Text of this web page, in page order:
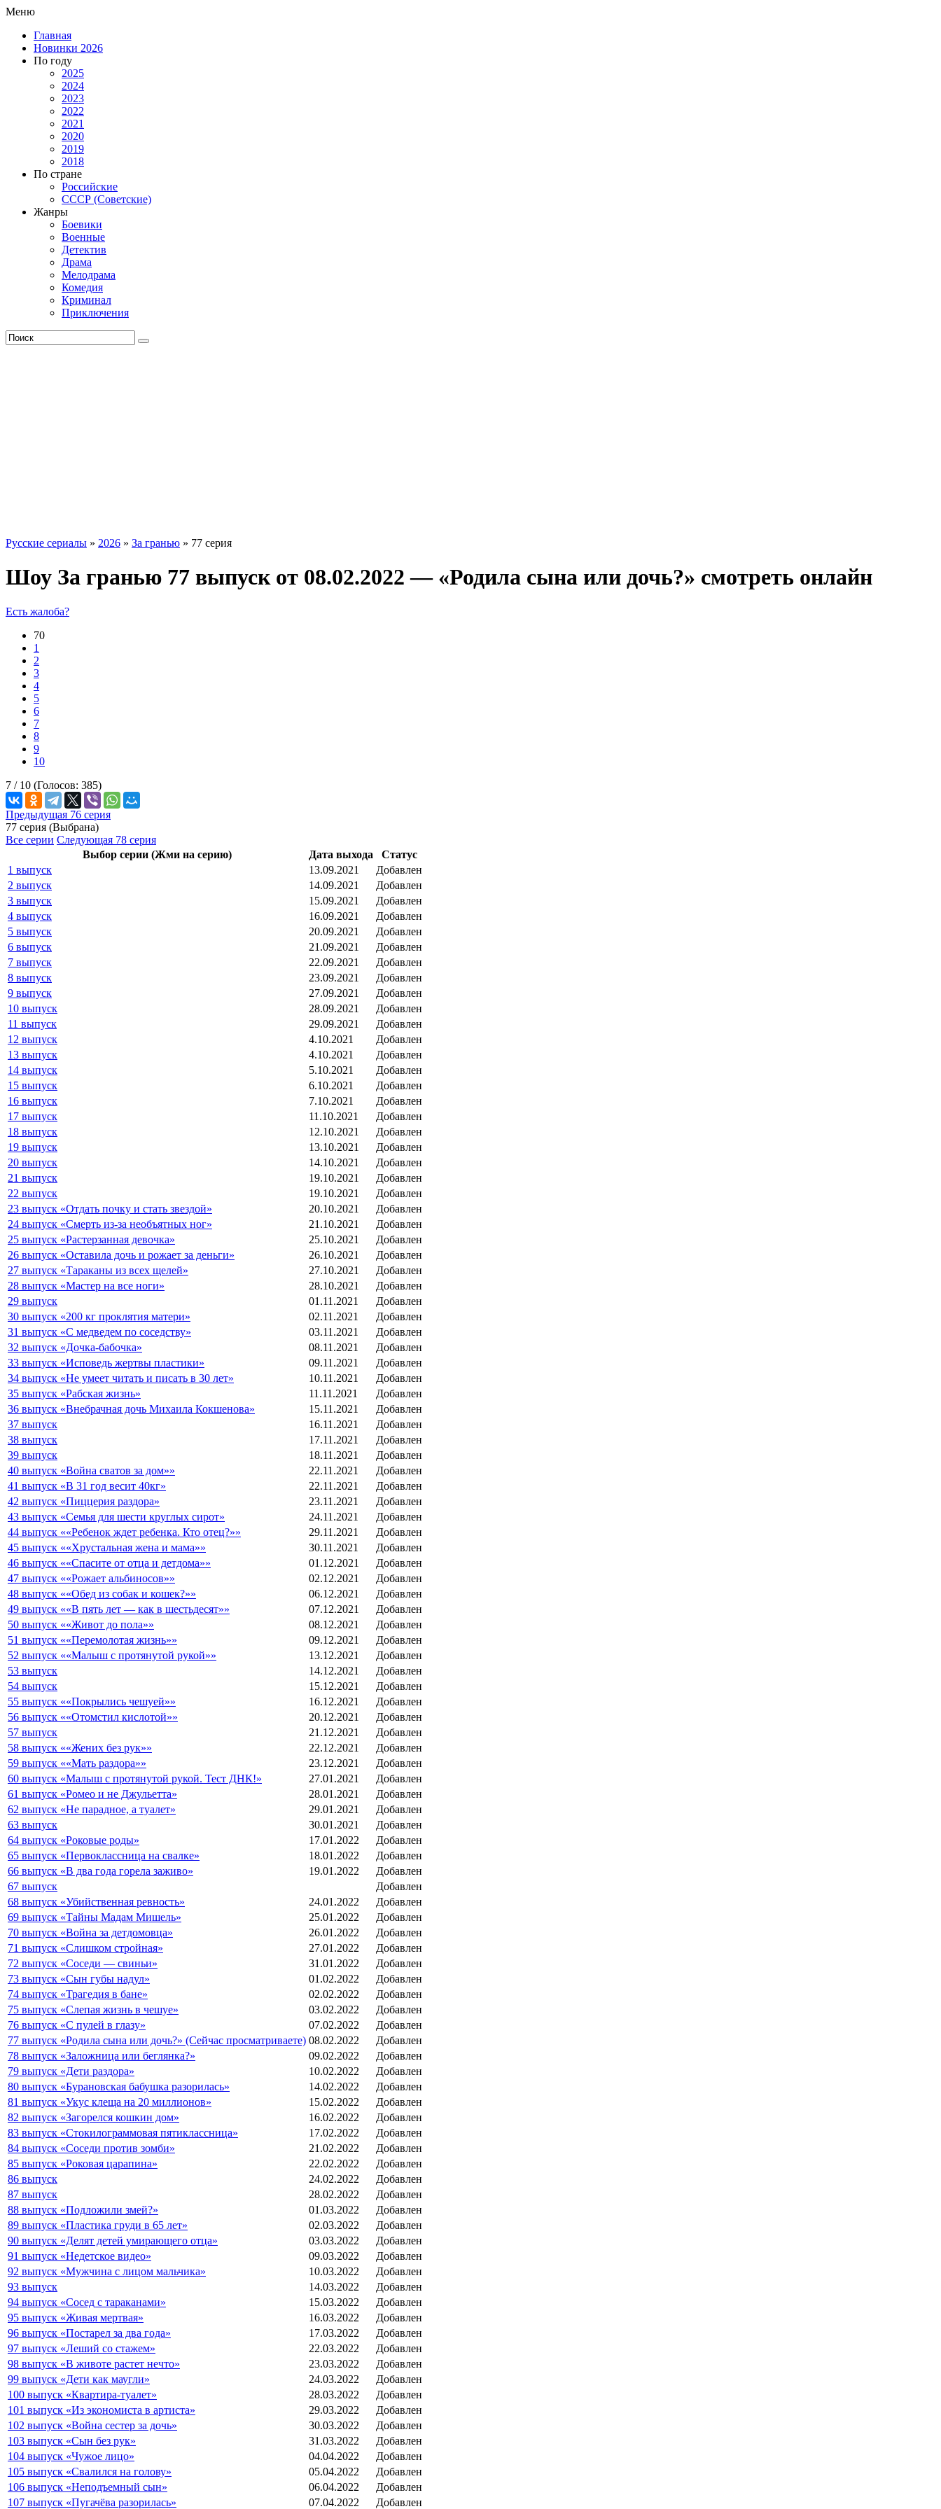
Меню
Главная
Новинки 2026
По году
2025
2024
2023
2022
2021
2020
2019
2018
По стране
Российские
СССР (Советские)
Жанры
Боевики
Военные
Детектив
Драма
Мелодрама
Комедия
Криминал
Приключения
Русские сериалы » 2026 » За гранью » 77 серия
Шоу За гранью 77 выпуск от 08.02.2022 — «Родила сына или дочь?» смотреть онлайн
Есть жалоба?
70
1
2
3
4
5
6
7
8
9
10
7 / 10 (Голосов: 385)
Предыдущая 76 серия
77 серия (Выбрана)
Все серии Следующая 78 серия
Выбор серии (Жми на серию)
Дата выхода
Статус
1 выпуск
13.09.2021
Добавлен
2 выпуск
14.09.2021
Добавлен
3 выпуск
15.09.2021
Добавлен
4 выпуск
16.09.2021
Добавлен
5 выпуск
20.09.2021
Добавлен
6 выпуск
21.09.2021
Добавлен
7 выпуск
22.09.2021
Добавлен
8 выпуск
23.09.2021
Добавлен
9 выпуск
27.09.2021
Добавлен
10 выпуск
28.09.2021
Добавлен
11 выпуск
29.09.2021
Добавлен
12 выпуск
4.10.2021
Добавлен
13 выпуск
4.10.2021
Добавлен
14 выпуск
5.10.2021
Добавлен
15 выпуск
6.10.2021
Добавлен
16 выпуск
7.10.2021
Добавлен
17 выпуск
11.10.2021
Добавлен
18 выпуск
12.10.2021
Добавлен
19 выпуск
13.10.2021
Добавлен
20 выпуск
14.10.2021
Добавлен
21 выпуск
19.10.2021
Добавлен
22 выпуск
19.10.2021
Добавлен
23 выпуск «Отдать почку и стать звездой»
20.10.2021
Добавлен
24 выпуск «Смерть из-за необъятных ног»
21.10.2021
Добавлен
25 выпуск «Растерзанная девочка»
25.10.2021
Добавлен
26 выпуск «Оставила дочь и рожает за деньги»
26.10.2021
Добавлен
27 выпуск «Тараканы из всех щелей»
27.10.2021
Добавлен
28 выпуск «Мастер на все ноги»
28.10.2021
Добавлен
29 выпуск
01.11.2021
Добавлен
30 выпуск «200 кг проклятия матери»
02.11.2021
Добавлен
31 выпуск «С медведем по соседству»
03.11.2021
Добавлен
32 выпуск «Дочка-бабочка»
08.11.2021
Добавлен
33 выпуск «Исповедь жертвы пластики»
09.11.2021
Добавлен
34 выпуск «Не умеет читать и писать в 30 лет»
10.11.2021
Добавлен
35 выпуск «Рабская жизнь»
11.11.2021
Добавлен
36 выпуск «Внебрачная дочь Михаила Кокшенова»
15.11.2021
Добавлен
37 выпуск
16.11.2021
Добавлен
38 выпуск
17.11.2021
Добавлен
39 выпуск
18.11.2021
Добавлен
40 выпуск «Война сватов за дом»»
22.11.2021
Добавлен
41 выпуск «В 31 год весит 40кг»
22.11.2021
Добавлен
42 выпуск «Пиццерия раздора»
23.11.2021
Добавлен
43 выпуск «Семья для шести круглых сирот»
24.11.2021
Добавлен
44 выпуск ««Ребенок ждет ребенка. Кто отец?»»
29.11.2021
Добавлен
45 выпуск ««Хрустальная жена и мама»»
30.11.2021
Добавлен
46 выпуск ««Спасите от отца и детдома»»
01.12.2021
Добавлен
47 выпуск ««Рожает альбиносов»»
02.12.2021
Добавлен
48 выпуск ««Обед из собак и кошек?»»
06.12.2021
Добавлен
49 выпуск ««В пять лет — как в шестьдесят»»
07.12.2021
Добавлен
50 выпуск ««Живот до пола»»
08.12.2021
Добавлен
51 выпуск ««Перемолотая жизнь»»
09.12.2021
Добавлен
52 выпуск ««Малыш с протянутой рукой»»
13.12.2021
Добавлен
53 выпуск
14.12.2021
Добавлен
54 выпуск
15.12.2021
Добавлен
55 выпуск ««Покрылись чешуей»»
16.12.2021
Добавлен
56 выпуск ««Отомстил кислотой»»
20.12.2021
Добавлен
57 выпуск
21.12.2021
Добавлен
58 выпуск ««Жених без рук»»
22.12.2021
Добавлен
59 выпуск ««Мать раздора»»
23.12.2021
Добавлен
60 выпуск «Малыш с протянутой рукой. Тест ДНК!»
27.01.2021
Добавлен
61 выпуск «Ромео и не Джульетта»
28.01.2021
Добавлен
62 выпуск «Не парадное, а туалет»
29.01.2021
Добавлен
63 выпуск
30.01.2021
Добавлен
64 выпуск «Роковые роды»
17.01.2022
Добавлен
65 выпуск «Первоклассница на свалке»
18.01.2022
Добавлен
66 выпуск «В два года горела заживо»
19.01.2022
Добавлен
67 выпуск
Добавлен
68 выпуск «Убийственная ревность»
24.01.2022
Добавлен
69 выпуск «Тайны Мадам Мишель»
25.01.2022
Добавлен
70 выпуск «Война за детдомовца»
26.01.2022
Добавлен
71 выпуск «Слишком стройная»
27.01.2022
Добавлен
72 выпуск «Соседи — свиньи»
31.01.2022
Добавлен
73 выпуск «Сын губы надул»
01.02.2022
Добавлен
74 выпуск «Трагедия в бане»
02.02.2022
Добавлен
75 выпуск «Слепая жизнь в чешуе»
03.02.2022
Добавлен
76 выпуск «С пулей в глазу»
07.02.2022
Добавлен
77 выпуск «Родила сына или дочь?» (Сейчас просматриваете) 08.02.2022
Добавлен
78 выпуск «Заложница или беглянка?»
09.02.2022
Добавлен
79 выпуск «Дети раздора»
10.02.2022
Добавлен
80 выпуск «Бурановская бабушка разорилась»
14.02.2022
Добавлен
81 выпуск «Укус клеща на 20 миллионов»
15.02.2022
Добавлен
82 выпуск «Загорелся кошкин дом»
16.02.2022
Добавлен
83 выпуск «Стокилограммовая пятиклассница»
17.02.2022
Добавлен
84 выпуск «Соседи против зомби»
21.02.2022
Добавлен
85 выпуск «Роковая царапина»
22.02.2022
Добавлен
86 выпуск
24.02.2022
Добавлен
87 выпуск
28.02.2022
Добавлен
88 выпуск «Подложили змей?»
01.03.2022
Добавлен
89 выпуск «Пластика груди в 65 лет»
02.03.2022
Добавлен
90 выпуск «Делят детей умирающего отца»
03.03.2022
Добавлен
91 выпуск «Недетское видео»
09.03.2022
Добавлен
92 выпуск «Мужчина с лицом мальчика»
10.03.2022
Добавлен
93 выпуск
14.03.2022
Добавлен
94 выпуск «Сосед с тараканами»
15.03.2022
Добавлен
95 выпуск «Живая мертвая»
16.03.2022
Добавлен
96 выпуск «Постарел за два года»
17.03.2022
Добавлен
97 выпуск «Леший со стажем»
22.03.2022
Добавлен
98 выпуск «В животе растет нечто»
23.03.2022
Добавлен
99 выпуск «Дети как маугли»
24.03.2022
Добавлен
100 выпуск «Квартира-туалет»
28.03.2022
Добавлен
101 выпуск «Из экономиста в артиста»
29.03.2022
Добавлен
102 выпуск «Война сестер за дочь»
30.03.2022
Добавлен
103 выпуск «Сын без рук»
31.03.2022
Добавлен
104 выпуск «Чужое лицо»
04.04.2022
Добавлен
105 выпуск «Свалился на голову»
05.04.2022
Добавлен
106 выпуск «Неподъемный сын»
06.04.2022
Добавлен
107 выпуск «Пугачёва разорилась»
07.04.2022 Добавлен